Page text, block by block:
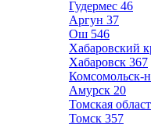
Гудермес 46
Аргун 37
Ош 546
Хабаровский
Хабаровск 367
Комсомольск-
Амурск 20
Томская
Томск 357